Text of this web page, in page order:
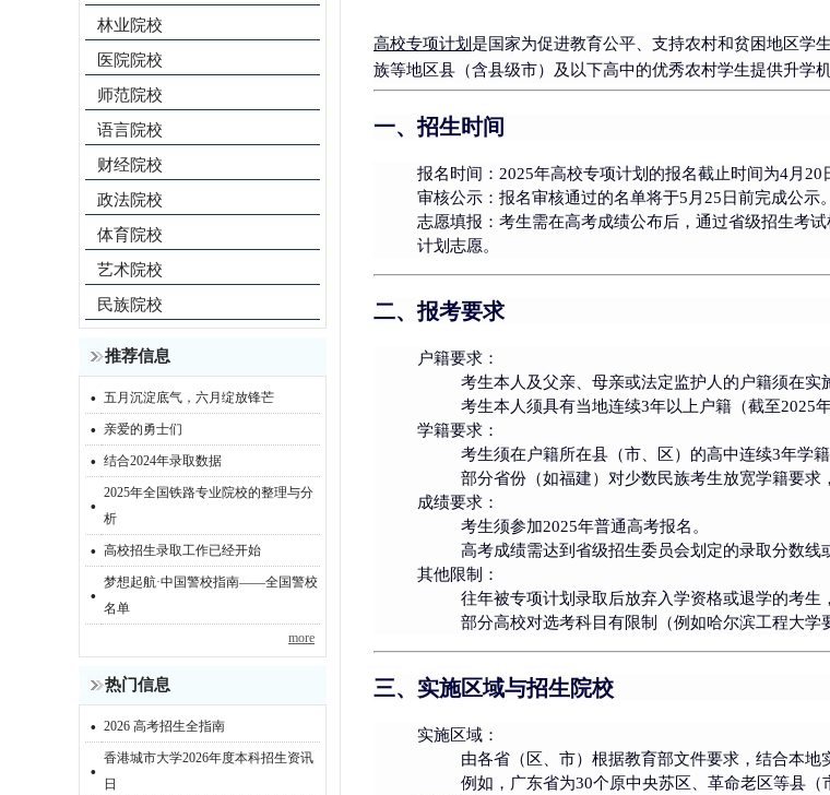
林业院校
医院院校
师范院校
语言院校
财经院校
政法院校
体育院校
艺术院校
民族院校
推荐信息
· 五月沉淀底气，六月绽放锋芒
· 亲爱的勇士们
· 结合2024年录取数据
· 2025年全国铁路专业院校的整理与分
析
· 高校招生录取工作已经开始
· 梦想起航·中国警校指南——全国警校
名单
more
热门信息
· 2026 高考招生全指南
· 香港城市大学2026年度本科招生资讯
日
高校专项计划是国家为促进教育公平、支持农村和贫困地区学
族等地区县（含县级市）及以下高中的优秀农村学生提供升学机
一、招生时间
报名时间 ：2025年高校专项计划的报名截止时间为4月20
审核公示 ：报名审核通过的名单将于5月25日前完成公示。
志愿填报 ：考生需在高考成绩公布后，通过省级招生考
计划志愿。
二、报考要求
户籍要求 ：
考生本人及父亲、母亲或法定监护人的户籍须在实
考生本人须具有当地连续3年以上户籍 （截至2025
学籍要求 ：
考生须在户籍所在县（市、区）的高中连续3年学籍
部分省份（如福建）对少数民族考生放宽学籍要求
成绩要求 ：
考生须参加2025年普通高考报名。
高考成绩需达到省级招生委员会划定的录取分数线
其他限制
：
往年被专项计划录取后放弃入学资格或退学的考生，
部分高校对选考科目有限制（例如哈尔滨工程大学
三、实施区域与招生院校
实施区域 ：
由各省（区、市）根据教育部文件要求，结合本地
例如，广东省为30个原中央苏区、革命老区等县（